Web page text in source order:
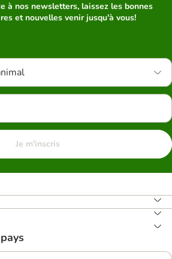
à nos newsletters, laissez les bonnes
et nouvelles venir jusqu'à vous!
Je m'inscris